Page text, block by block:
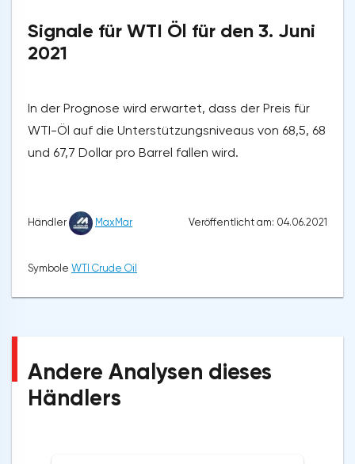
Signale für WTI Öl für den 3. Juni
2021
In der Prognose wird erwartet, dass der Preis für
WTI-Öl auf die Unterstützungsniveaus von 68,5, 68
und 67,7 Dollar pro Barrel fallen wird.
Händler MaxMar Veröffentlicht am: 04.06.2021
Symbole WTI Crude Oil
Andere Analysen dieses
Händlers